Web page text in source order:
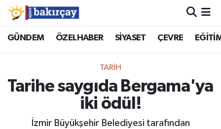
GÜNDEM ÖZELHABER SİYASET ÇEVRE
TARİH
Tarihe saygıda Bergama'ya
iki ödül!
İzmir Büyükşehir Belediyesi tarafından
İzmir Nöbetçi Eczaneler
İzmir Namaz Vakitleri